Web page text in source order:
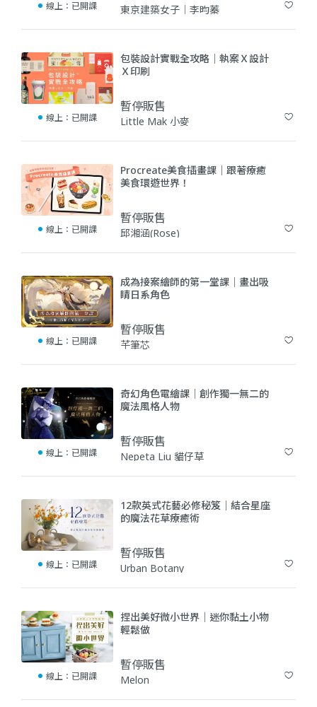
線上： 已開課
東京建築女子｜李昀蓁
線上： 已開課
包裝設計實戰全攻略｜執案Ｘ設計
Ｘ印刷
暫停販售
Little Mak 小麥
線上： 已開課
Procreate美食插畫課｜跟著療癒
美食環遊世界！
暫停販售
邱湘涵(Rose)
線上： 已開課
成為接案繪師的第一堂課｜畫出吸
睛日系角色
暫停販售
芊筆芯
線上： 已開課
奇幻角色電繪課｜創作獨一無二的
魔法風格人物
暫停販售
Nepeta Liu 貓仔草
線上： 已開課
12款英式花藝必修秘笈｜結合星座
的魔法花草療癒術
暫停販售
Urban Botany
線上： 已開課
捏出美好微小世界｜迷你黏土小物
輕鬆做
暫停販售
Melon